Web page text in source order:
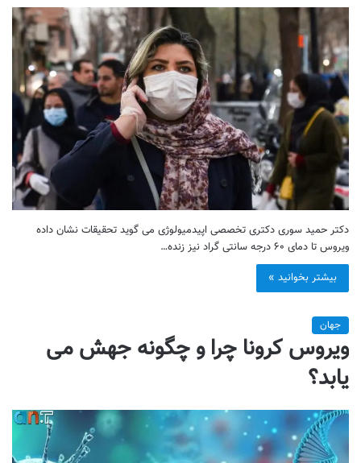
دکتر حمید سوری دکتری تخصصی اپیدمیولوژی می گوید تحقیقات نشان داده
ویروس تا دمای ۶۰ درجه سانتی گراد نیز زنده…
بیشتر بخوانید »
جهان
ویروس کرونا چرا و چگونه جهش می
یابد؟